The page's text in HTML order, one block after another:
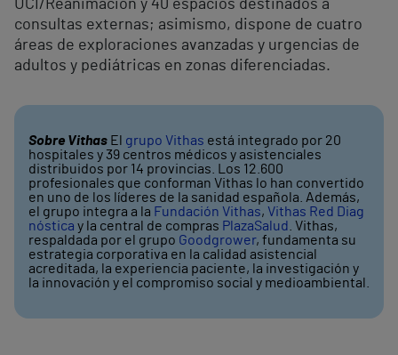
UCI/Reanimación y 40 espacios destinados a
consultas externas; asimismo, dispone de cuatro
áreas de exploraciones avanzadas y urgencias de
adultos y pediátricas en zonas diferenciadas.
Sobre Vithas El grupo Vithas está integrado por 20
hospitales y 39 centros médicos y asistenciales
distribuidos por 14 provincias. Los 12.600
profesionales que conforman Vithas lo han convertido
en uno de los líderes de la sanidad española. Además,
el grupo integra a la Fundación Vithas, Vithas Red Diag
nóstica y la central de compras PlazaSalud . Vithas,
respaldada por el grupo Goodgrower, fundamenta su
estrategia corporativa en la calidad asistencial
acreditada, la experiencia paciente, la investigación y
la innovación y el compromiso social y medioambiental.